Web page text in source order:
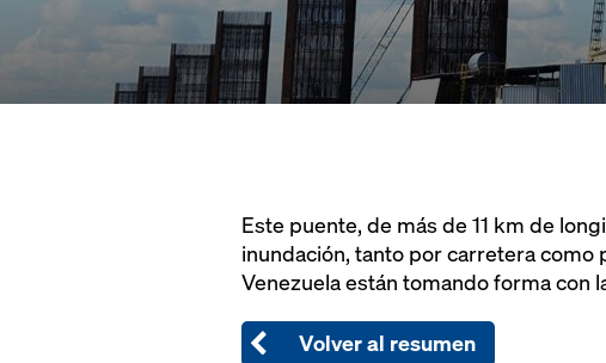
Este puente, de más de 11 km de
inundación, tanto por carretera
Venezuela están tomando forma con
Volver al resumen